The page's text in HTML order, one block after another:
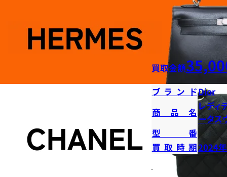
買取金額
ブランドDior
商品名
レディ
ータス
型番
買取時期2024